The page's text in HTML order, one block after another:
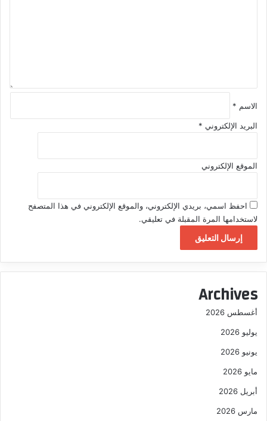
الاسم *
البريد الإلكتروني *
الموقع الإلكتروني
احفظ اسمي، بريدي الإلكتروني، والموقع الإلكتروني في هذا المتصفح
لاستخدامها المرة المقبلة في تعليقي.
Archives
أغسطس 2026
يوليو 2026
يونيو 2026
مايو 2026
أبريل 2026
مارس 2026